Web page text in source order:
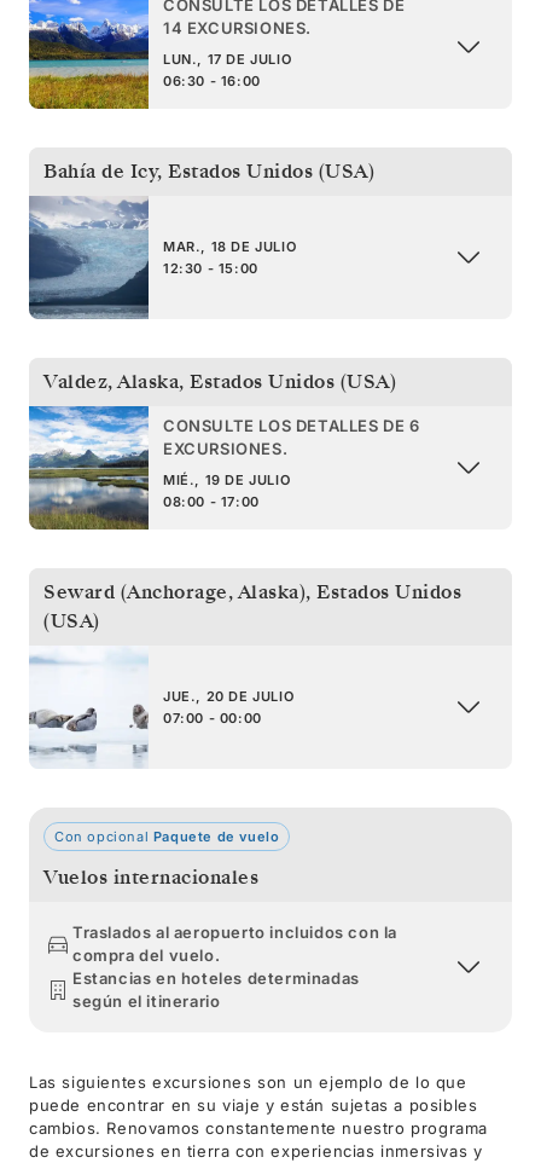
CONSULTE LOS DETALLES DE
14 EXCURSIONES.
LUN., 17 DE JULIO
06:30 - 16:00
Bahía de Icy, Estados Unidos (USA)
MAR., 18 DE JULIO
12:30 - 15:00
Valdez, Alaska, Estados Unidos (USA)
CONSULTE LOS DETALLES DE 6
EXCURSIONES.
MIÉ., 19 DE JULIO
08:00 - 17:00
Seward (Anchorage, Alaska), Estados Unidos
(USA)
JUE., 20 DE JULIO
07:00 - 00:00
Con opcional Paquete de vuelo
Vuelos internacionales
Traslados al aeropuerto incluidos con la
compra del vuelo.
Estancias en hoteles determinadas
según el itinerario
Las siguientes excursiones son un ejemplo de lo que
puede encontrar en su viaje y están sujetas a posibles
cambios. Renovamos constantemente nuestro programa
de excursiones en tierra con experiencias inmersivas y